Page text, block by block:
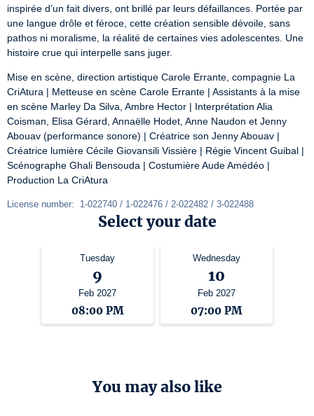
inspirée d’un fait divers, ont brillé par leurs défaillances. Portée par
une langue drôle et féroce, cette création sensible dévoile, sans
pathos ni moralisme, la réalité de certaines vies adolescentes. Une
histoire crue qui interpelle sans juger.
Mise en scène, direction artistique Carole Errante, compagnie La
CriAtura | Metteuse en scène Carole Errante | Assistants à la mise
en scène Marley Da Silva, Ambre Hector | Interprétation Alia
Coisman, Elisa Gérard, Annaëlle Hodet, Anne Naudon et Jenny
Abouav (performance sonore) | Créatrice son Jenny Abouav |
Créatrice lumière Cécile Giovansili Vissière | Régie Vincent Guibal |
Scénographe Ghali Bensouda | Costumière Aude Amédéo |
Production La CriAtura
License number:  1-022740 / 1-022476 / 2-022482 / 3-022488
Select your date
Tuesday
9
Feb 2027
08:00 PM
Wednesday
10
Feb 2027
07:00 PM
You may also like